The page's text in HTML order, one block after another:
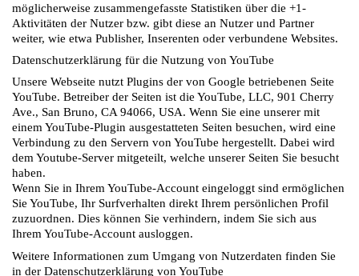
möglicherweise zusammengefasste Statistiken über die +1-
Aktivitäten der Nutzer bzw. gibt diese an Nutzer und Partner
weiter, wie etwa Publisher, Inserenten oder verbundene Websites.
Datenschutzerklärung für die Nutzung von YouTube
Unsere Webseite nutzt Plugins der von Google betriebenen Seite
YouTube. Betreiber der Seiten ist die YouTube, LLC, 901 Cherry
Ave., San Bruno, CA 94066, USA. Wenn Sie eine unserer mit
einem YouTube-Plugin ausgestatteten Seiten besuchen, wird eine
Verbindung zu den Servern von YouTube hergestellt. Dabei wird
dem Youtube-Server mitgeteilt, welche unserer Seiten Sie besucht
haben.
Wenn Sie in Ihrem YouTube-Account eingeloggt sind ermöglichen
Sie YouTube, Ihr Surfverhalten direkt Ihrem persönlichen Profil
zuzuordnen. Dies können Sie verhindern, indem Sie sich aus
Ihrem YouTube-Account ausloggen.
Weitere Informationen zum Umgang von Nutzerdaten finden Sie
in der Datenschutzerklärung von YouTube